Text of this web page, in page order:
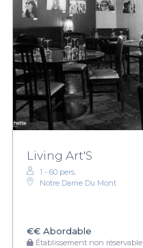
Living Art'S
1 - 60 pers.
Notre Dame Du Mont
€€ Abordable
Établissement non réservable